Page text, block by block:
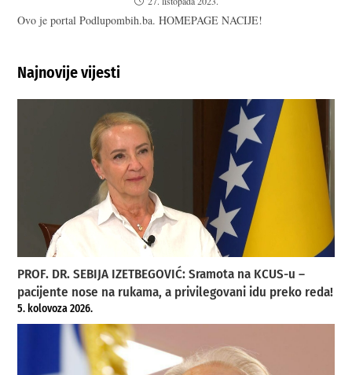
Ovo je portal Podlupombih.ba. HOMEPAGE NACIJE!
Najnovije vijesti
PROF. DR. SEBIJA IZETBEGOVIĆ: Sramota na KCUS-u –
pacijente nose na rukama, a privilegovani idu preko reda!
5. kolovoza 2026.